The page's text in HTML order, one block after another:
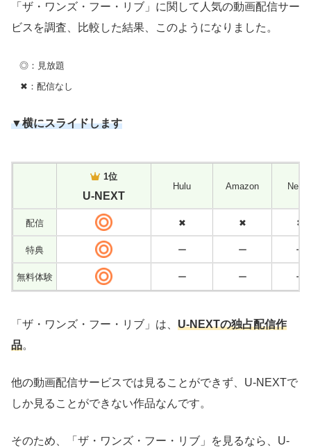
「ザ・ワンズ・フー・リブ」に関して人気の動画配信サー
ビスを調査、比較した結果、このようになりました。
◎：見放題
✖：配信なし
▼横にスライドします
1位
U-NEXT
Hulu Amazon
配信 ✖ ✖ ✖
特典 ー ー ー
無料体験 ー ー ー
「ザ・ワンズ・フー・リブ」は、 U-NEXTの独占配信作
品。
他の動画配信サービスでは見ることができず、U-NEXTで
しか見ることができない作品なんです。
そのため、「ザ・ワンズ・フー・リブ」を見るなら、U-